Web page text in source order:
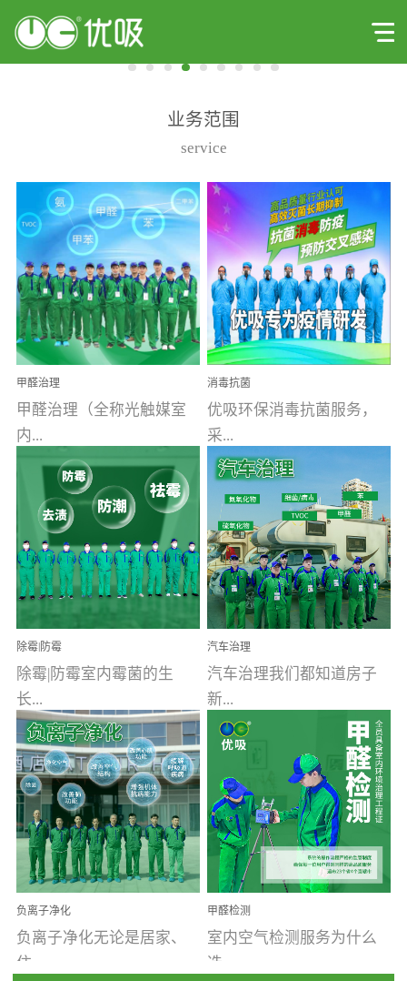
业务范围
service
甲醛治理
甲醛治理（全称光触媒室
内...
空气污染净化治理）工业
文明的进步，创造了多姿
多彩的家居产品和生活情
调，但也带来了以甲醛为
首的室内...
消毒抗菌
优吸环保消毒抗菌服务，
采...
用行业公认奥维牌消毒
液，具备杀死人体冠状病
毒的功效，杀菌率
99.99%。相对于传统消毒
液来说，无...
除霉|防霉
除霉|防霉室内霉菌的生
长...
受温度、湿度、基质养
分、通风四个条件影响，
温暖潮湿、营养物质多、
通风缓慢的空间最易滋生
大量霉菌的...
汽车治理
汽车治理我们都知道房子
新...
装修完会有甲醛，其实汽
车的甲醛超标问题更为严
重。汽车的空间范围小，
配件、皮具、装饰多，这
些都是汽...
负离子净化
负离子净化无论是居家、
住...
甲醛检测
室内空气检测服务为什么
选...